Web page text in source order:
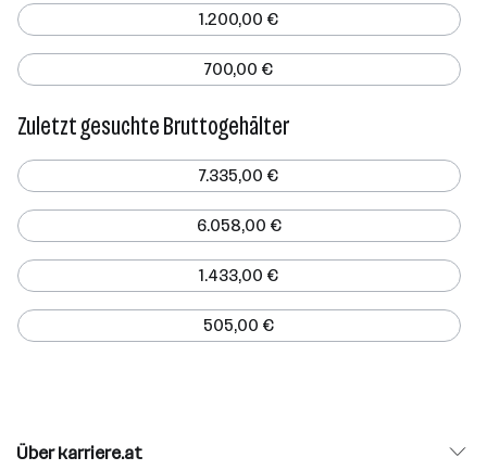
1.200,00 €
700,00 €
Zuletzt gesuchte Bruttogehälter
7.335,00 €
6.058,00 €
1.433,00 €
505,00 €
Über karriere.at